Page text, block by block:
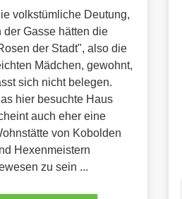
volkstümliche Deutung,
der Gasse hätten die
der Stadt", also die
Mädchen, gewohnt,
sich nicht belegen.
hier besuchte Haus
auch eher eine
von Kobolden
Hexenmeistern
zu sein ...